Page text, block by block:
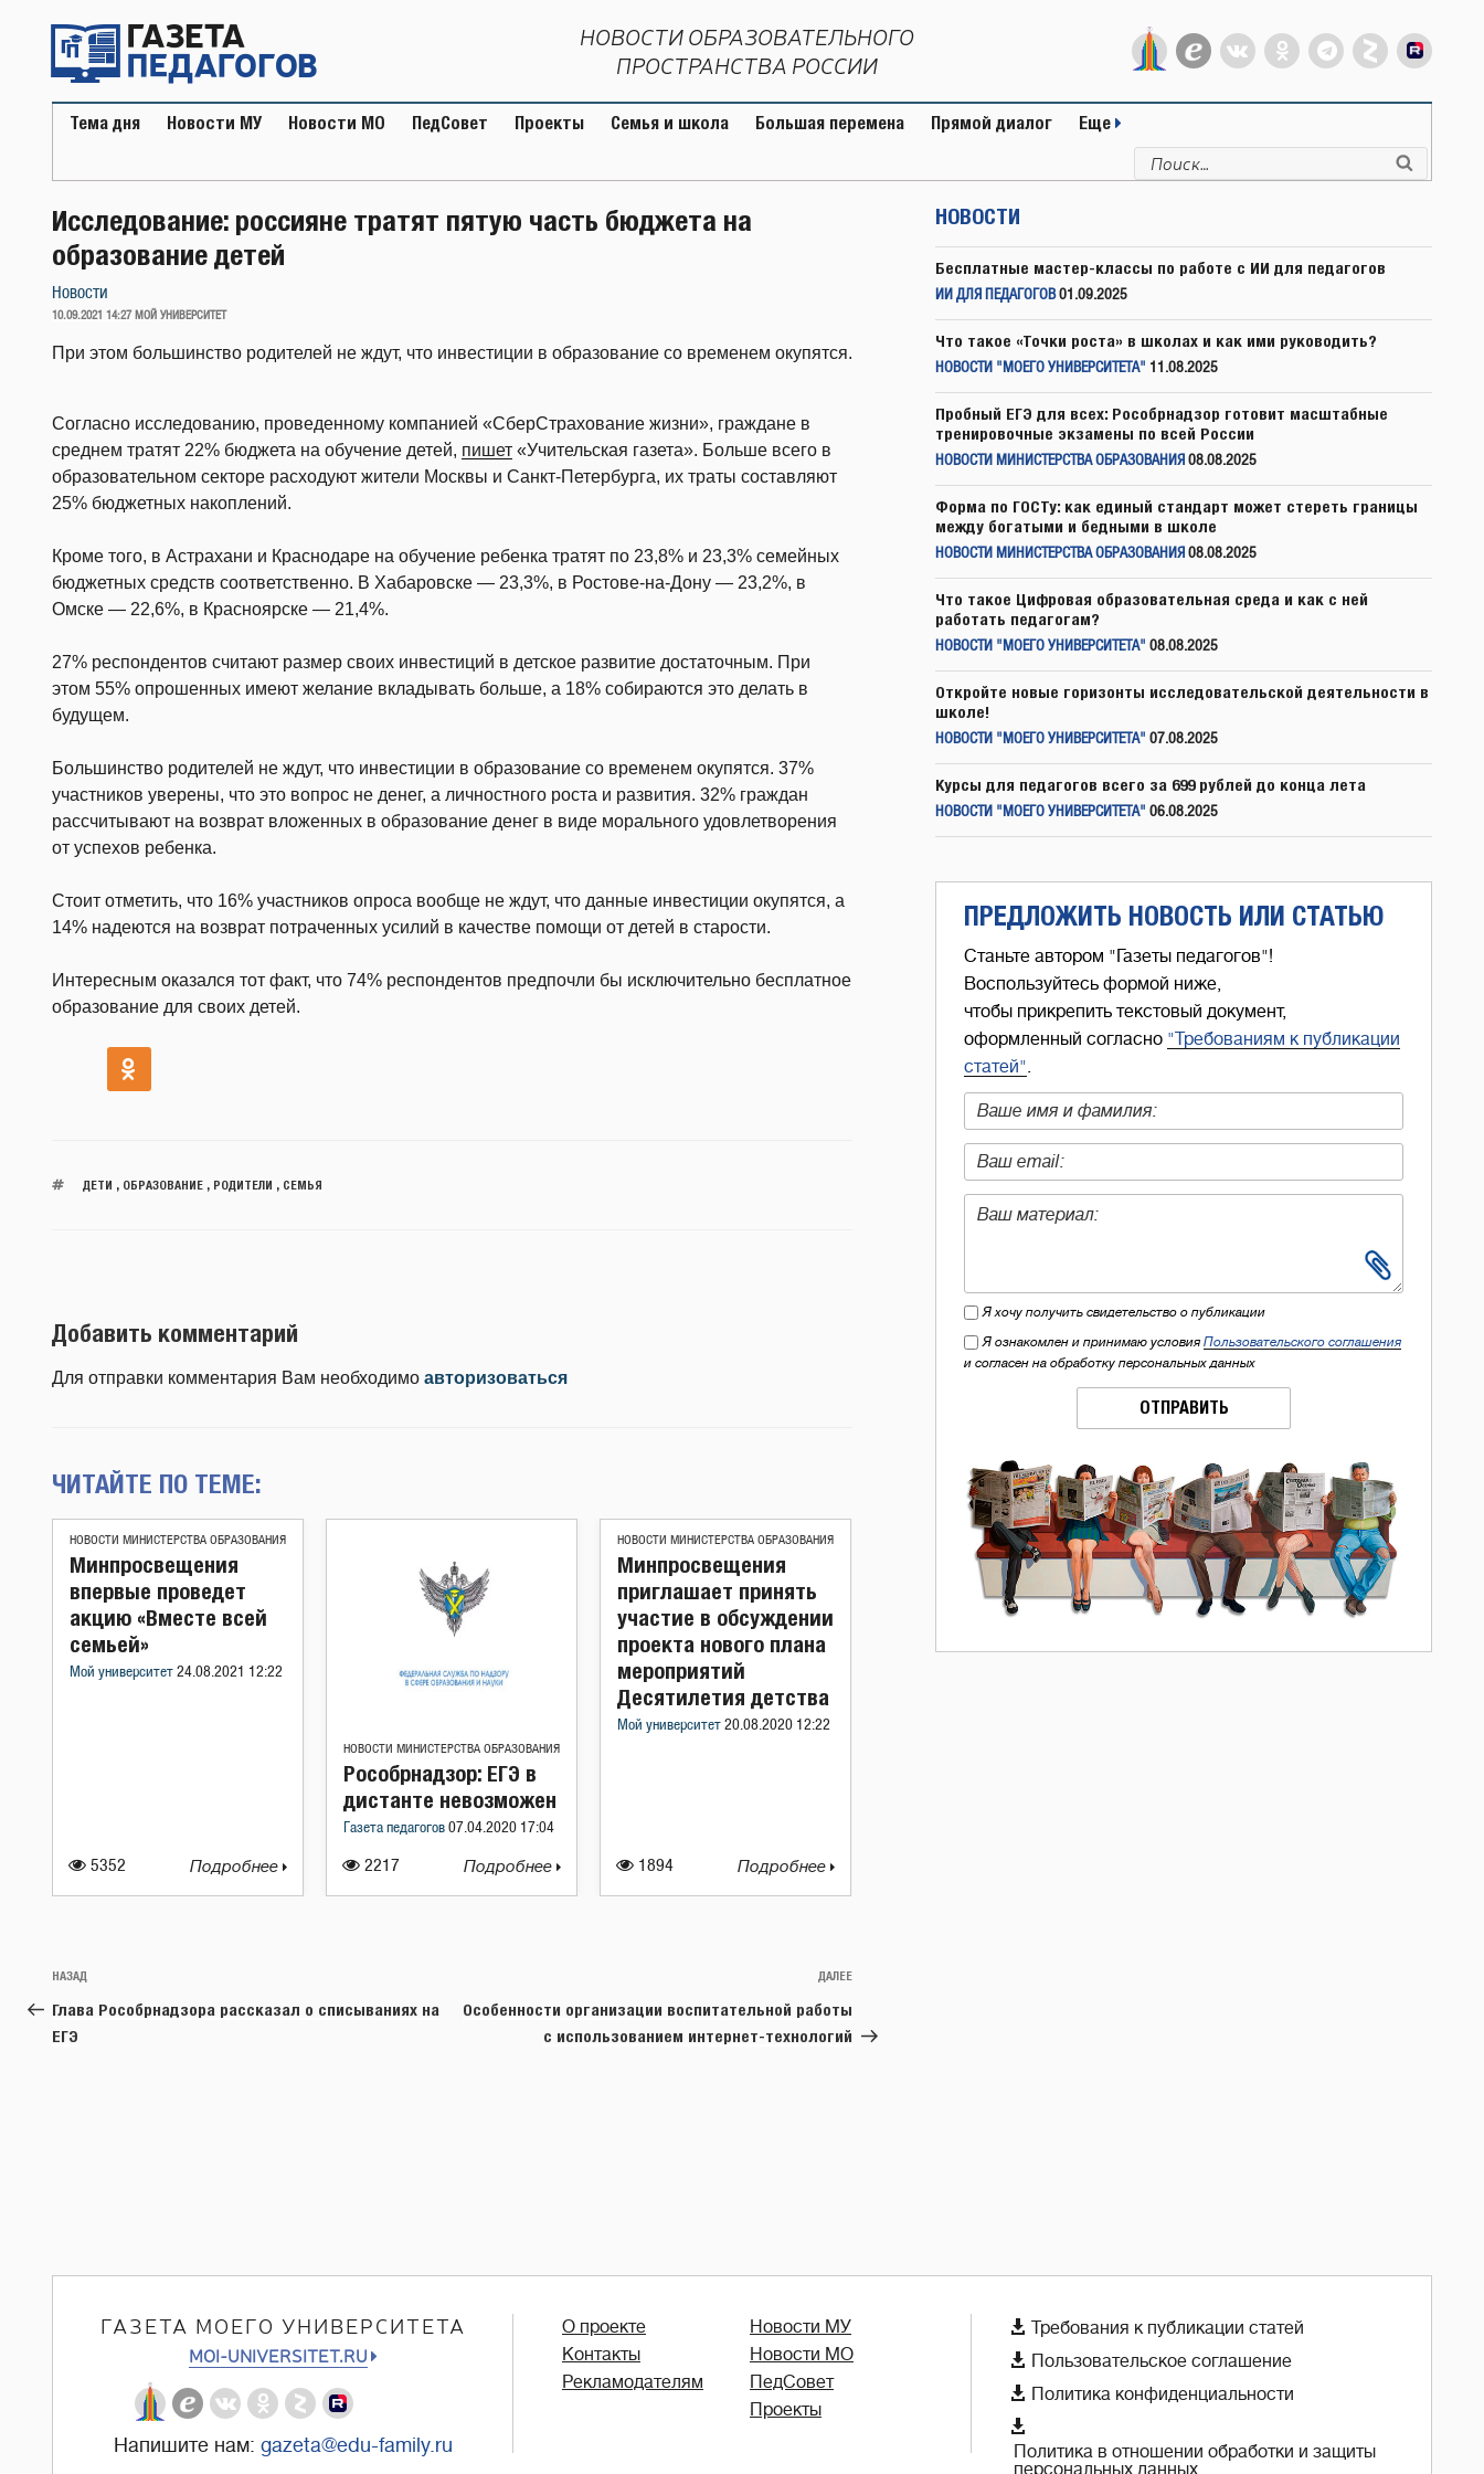
содержимому
НОВОСТИ ОБРАЗОВАТЕЛЬНОГО
ПРОСТРАНСТВА РОССИИ
Тема дня Новости МУ Новости МО ПедСовет Проекты Семья и школа Большая перемена Прямой диалог Еще
Искать:
Исследование: россияне тратят пятую часть бюджета на
образование детей
Новости
ОПУБЛИКОВАНО
10.09.2021 14:27 МОЙ УНИВЕРСИТЕТ
При этом большинство родителей не ждут, что инвестиции в образование со временем окупятся.
Согласно исследованию, проведенному компанией «СберСтрахование жизни», граждане в
среднем тратят 22% бюджета на обучение детей, пишет «Учительская газета». Больше всего в
образовательном секторе расходуют жители Москвы и Санкт-Петербурга, их траты составляют
25% бюджетных накоплений.
Кроме того, в Астрахани и Краснодаре на обучение ребенка тратят по 23,8% и 23,3% семейных
бюджетных средств соответственно. В Хабаровске — 23,3%, в Ростове-на-Дону — 23,2%, в
Омске — 22,6%, в Красноярске — 21,4%.
27% респондентов считают размер своих инвестиций в детское развитие достаточным. При
этом 55% опрошенных имеют желание вкладывать больше, а 18% собираются это делать в
будущем.
Большинство родителей не ждут, что инвестиции в образование со временем окупятся. 37%
участников уверены, что это вопрос не денег, а личностного роста и развития. 32% граждан
рассчитывают на возврат вложенных в образование денег в виде морального удовлетворения
от успехов ребенка.
Стоит отметить, что 16% участников опроса вообще не ждут, что данные инвестиции окупятся, а
14% надеются на возврат потраченных усилий в качестве помощи от детей в старости.
Интересным оказался тот факт, что 74% респондентов предпочли бы исключительно бесплатное
образование для своих детей.
ДЕТИ ОБРАЗОВАНИЕ, РОДИТЕЛИ СЕМЬЯ
Добавить комментарий
Для отправки комментария Вам необходимо авторизоваться
ЧИТАЙТЕ ПО ТЕМЕ:
НОВОСТИ МИНИСТЕРСТВА ОБРАЗОВАНИЯ
5352
Минпросвещения
впервые проведет
акцию «Вместе всей
семьей»
Мой университет 24.08.2021 12:22
Подробнее
НОВОСТИ МИНИСТЕРСТВА ОБРАЗОВАНИЯ
2217
Рособрнадзор: ЕГЭ в
дистанте невозможен
Газета педагогов 07.04.2020 17:04
Подробнее
НОВОСТИ МИНИСТЕРСТВА ОБРАЗОВАНИЯ
1894
Минпросвещения
приглашает принять
участие в обсуждении
проекта нового плана
мероприятий
Десятилетия детства
Мой университет 20.08.2020 12:22
Подробнее
Навигация
по
записям
Предыдущая
запись:
НАЗАД
Глава Рособрнадзора рассказал о списываниях на
ЕГЭ
Следующая
ДАЛЕЕ
Особенности организации воспитательной работы
с использованием интернет-технологий
НОВОСТИ
Бесплатные мастер-классы по работе с ИИ для педагогов
ИИ ДЛЯ ПЕДАГОГОВ 01.09.2025
Что такое «Точки роста» в школах и как ими руководить?
НОВОСТИ "МОЕГО УНИВЕРСИТЕТА" 11.08.2025
Пробный ЕГЭ для всех: Рособрнадзор готовит масштабные
тренировочные экзамены по всей России
НОВОСТИ МИНИСТЕРСТВА ОБРАЗОВАНИЯ 08.08.2025
Форма по ГОСТу: как единый стандарт может стереть границы
между богатыми и бедными в школе
НОВОСТИ МИНИСТЕРСТВА ОБРАЗОВАНИЯ 08.08.2025
Что такое Цифровая образовательная среда и как с ней
работать педагогам?
НОВОСТИ "МОЕГО УНИВЕРСИТЕТА" 08.08.2025
Откройте новые горизонты исследовательской деятельности в
школе!
НОВОСТИ "МОЕГО УНИВЕРСИТЕТА" 07.08.2025
Курсы для педагогов всего за 699 рублей до конца лета
НОВОСТИ "МОЕГО УНИВЕРСИТЕТА" 06.08.2025
ПРЕДЛОЖИТЬ НОВОСТЬ ИЛИ СТАТЬЮ
Станьте автором "Газеты педагогов"!
Воспользуйтесь формой ниже,
чтобы прикрепить текстовый документ,
оформленный согласно "Требованиям к публикации
статей".
Я хочу получить свидетельство о публикации
Я ознакомлен и принимаю условия Пользовательского соглашения
и согласен на обработку персональных данных
ОТПРАВИТЬ
ГАЗЕТА МОЕГО УНИВЕРСИТЕТА
MOI-UNIVERSITET.RU
Напишите нам: gazeta@edu-family.ru
О проекте
Контакты
Рекламодателям
Новости МУ
Новости МО
ПедСовет
Проекты
 Требования к публикации статей
 Пользовательское соглашение
 Политика конфиденциальности

Политика в отношении обработки и защиты
персональных данных